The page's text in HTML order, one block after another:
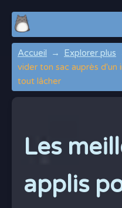
Accueil Explorer plus
vider ton sac auprès d'un
tout lâcher
Les
applis